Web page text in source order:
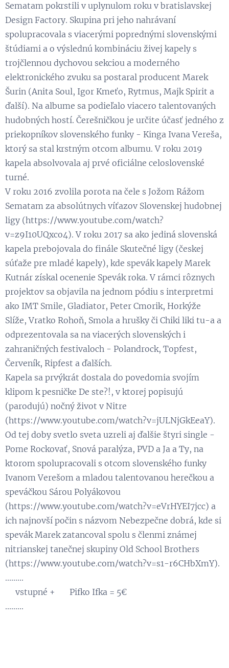
Sematam pokrstili v uplynulom roku v bratislavskej
Design Factory. Skupina pri jeho nahrávaní
spolupracovala s viacerými poprednými slovenskými
štúdiami a o výslednú kombináciu živej kapely s
trojčlennou dychovou sekciou a moderného
elektronického zvuku sa postaral producent Marek
Šurin (Anita Soul, Igor Kmeťo, Rytmus, Majk Spirit a
ďalší). Na albume sa podieľalo viacero talentovaných
hudobných hostí. Čerešničkou je určite účasť jedného z
priekopníkov slovenského funky - Kinga Ivana Vereša,
ktorý sa stal krstným otcom albumu. V roku 2019
kapela absolvovala aj prvé oficiálne celoslovenské
turné.
V roku 2016 zvolila porota na čele s Jožom Rážom
Sematam za absolútnych víťazov Slovenskej hudobnej
ligy (https://www.youtube.com/watch?
v=z9I10UQxco4). V roku 2017 sa ako jediná slovenská
kapela prebojovala do finále Skutečné ligy (českej
súťaže pre mladé kapely), kde spevák kapely Marek
Kutnár získal ocenenie Spevák roka. V rámci rôznych
projektov sa objavila na jednom pódiu s interpretmi
ako IMT Smile, Gladiator, Peter Cmorik, Horkýže
Slíže, Vratko Rohoň, Smola a hrušky či Chiki liki tu-a a
odprezentovala sa na viacerých slovenských i
zahraničných festivaloch - Polandrock, Topfest,
Červeník, Ripfest a ďalších.
Kapela sa prvýkrát dostala do povedomia svojím
klipom k pesničke De ste?!, v ktorej popisujú
(parodujú) nočný život v Nitre
(https://www.youtube.com/watch?v=jULNjGkEeaY).
Od tej doby svetlo sveta uzreli aj ďalšie štyri single -
Pome Rockovať, Snová paralýza, PVD a Ja a Ty, na
ktorom spolupracovali s otcom slovenského funky
Ivanom Verešom a mladou talentovanou herečkou a
speváčkou Sárou Polyákovou
(https://www.youtube.com/watch?v=eVrHYEI7jcc) a
ich najnovší počin s názvom Nebezpečne dobrá, kde si
spevák Marek zatancoval spolu s členmi známej
nitrianskej tanečnej skupiny Old School Brothers
(https://www.youtube.com/watch?v=s1-r6CHbXmY).
.........
🎟️vstupné + 🍺 Pifko Ifka = 5€
.........